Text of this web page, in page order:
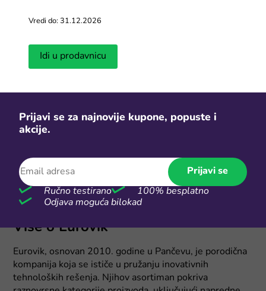
Više o Eurovik
Eurovik, osnovan 2010. godine u Pančevu, je porodična
kompanija koja se ističe u pružanju inovativnih
tehnoloških rešenja. Njihov asortiman pokriva
Vredi do: 31.12.2026
Idi u prodavnicu
Prijavi se za najnovije kupone, popuste i
akcije.
Prijavi se
Ručno testirano
100% besplatno
Odjava moguća bilokad